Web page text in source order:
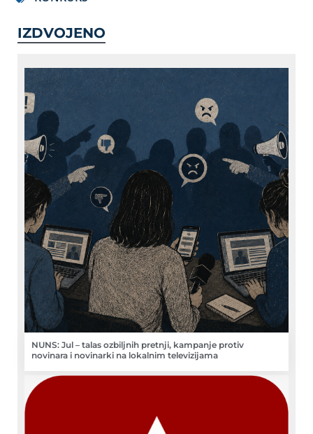
IZDVOJENO
NUNS: Jul – talas ozbiljnih pretnji, kampanje protiv
novinara i novinarki na lokalnim televizijama